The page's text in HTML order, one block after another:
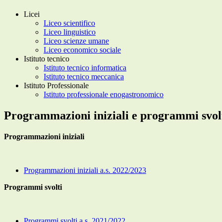
Licei
Liceo scientifico
Liceo linguistico
Liceo scienze umane
Liceo economico sociale
Istituto tecnico
Istituto tecnico informatica
Istituto tecnico meccanica
Istituto Professionale
Istituto professionale enogastronomico
Programmazioni iniziali e programmi
Programmazioni iniziali
Programmazioni iniziali a.s. 2022/2023
Programmi svolti